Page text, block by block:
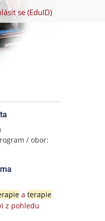
se (EduID)
/ obor:
a terapie
z pohledu